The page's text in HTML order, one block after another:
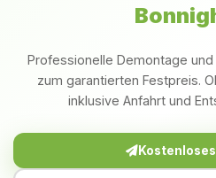
Professionelle Demontage
zum garantierten Festpreis.
inklusive Anfahrt und